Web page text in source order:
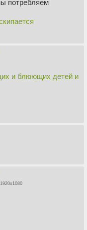
потребляем
и блюющих детей и